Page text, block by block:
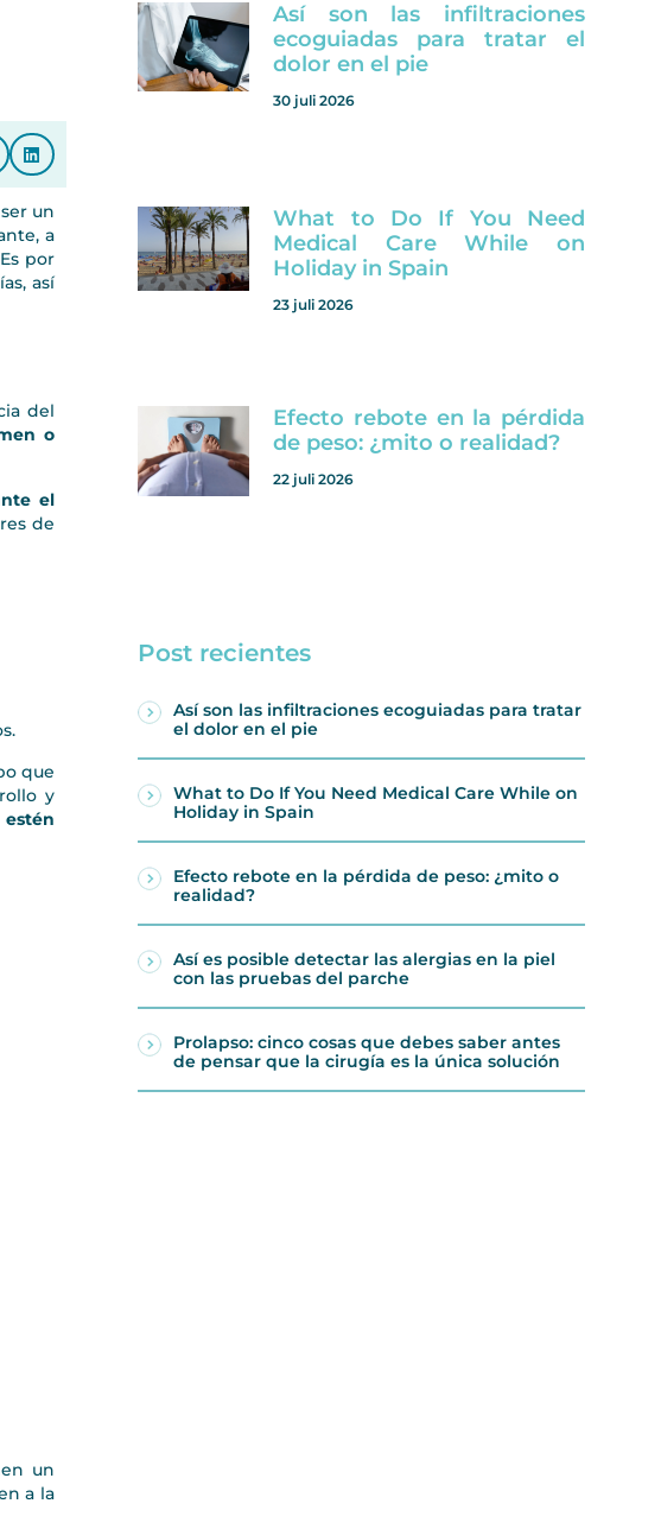
un
a
Es por
así
del
o
el
de
que
y
un
a la
Así son las infiltraciones
ecoguiadas para tratar el
dolor en el pie
30 juli 2026
What to Do If You Need
Medical Care While on
Holiday in Spain
23 juli 2026
Efecto rebote en la pérdida
de peso: ¿mito o realidad?
22 juli 2026
Post recientes
Así son las infiltraciones ecoguiadas para tratar
el dolor en el pie
What to Do If You Need Medical Care While on
Holiday in Spain
Efecto rebote en la pérdida de peso: ¿mito o
realidad?
Así es posible detectar las alergias en la piel
con las pruebas del parche
Prolapso: cinco cosas que debes saber antes
de pensar que la cirugía es la única solución